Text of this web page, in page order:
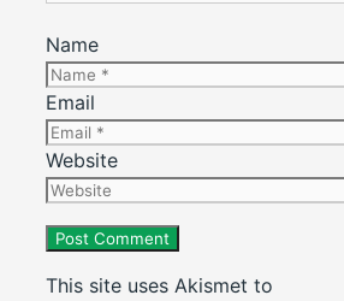
Name
Email
Website
This site uses Akismet to